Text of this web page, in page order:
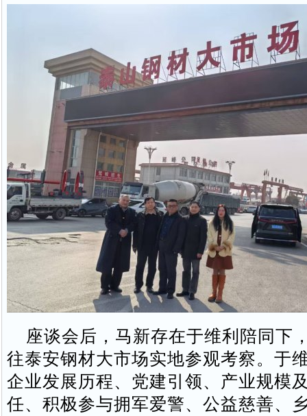
座谈会后，马新存在于维利陪同下
往泰安钢材大市场实地参观考察。于
企业发展历程、党建引领、产业规模
任、积极参与拥军爱警、公益慈善、